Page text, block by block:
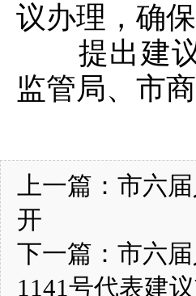
议办理，确
提出建议
监管局、市
上一篇： 市六
开
下一篇： 市六
1141号代表建